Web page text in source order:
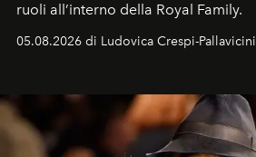
ruoli all’interno della Royal Family.
05.08.2026 di Ludovica Crespi-Pallavicini